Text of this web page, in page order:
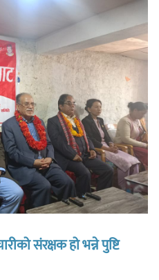
संरक्षक हो भन्ने पुष्टि